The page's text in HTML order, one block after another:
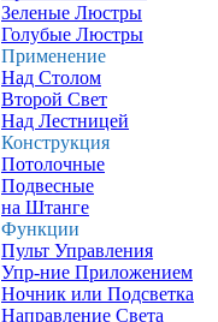
Зеленые Люстры
Голубые Люстры
Применение
Над Столом
Второй Свет
Над Лестницей
Конструкция
Потолочные
Подвесные
на Штанге
Функции
Пульт Управления
Упр-ние Приложением
Ночник или Подсветка
Направление Света